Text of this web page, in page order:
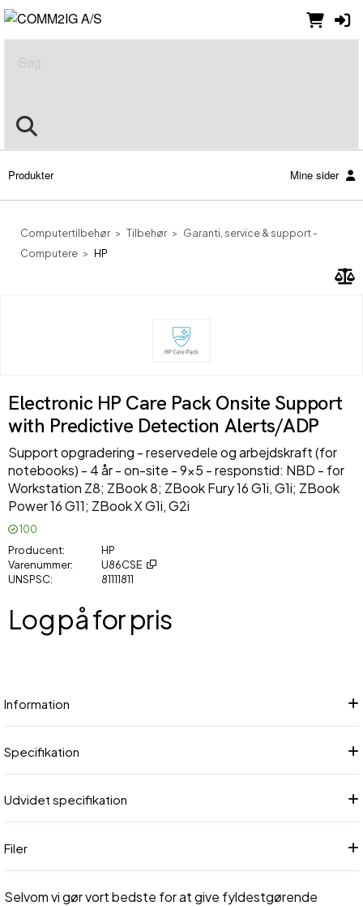
Produkter Mine sider
Computertilbehør Tilbehør
Garanti, service & support -
Computere
HP
Electronic HP Care Pack Onsite Support
with Predictive Detection Alerts/ADP
Support opgradering - reservedele og arbejdskraft (for
notebooks) - 4 år - on-site - 9x5 - responstid: NBD - for
Workstation Z8; ZBook 8; ZBook Fury 16 G1i, G1i; ZBook
Power 16 G11; ZBook X G1i, G2i
100
Producent
HP
Varenummer
U86CSE
UNSPSC
81111811
Log på for pris
Information
Specifikation
Udvidet specifikation
Filer
Selvom vi gør vort bedste for at give fyldestgørende